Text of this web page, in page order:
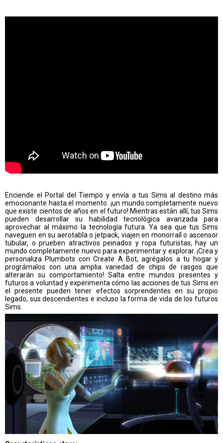
Enciende el Portal del Tiempo y envía a tus Sims al destino más
emocionante hasta el momento: ¡un mundo completamente nuevo
que existe cientos de años en el futuro! Mientras están allí, tus Sims
pueden desarrollar su habilidad tecnológica avanzada para
aprovechar al máximo la tecnología futura. Ya sea que tus Sims
naveguen en su aerotabla o jetpack, viajen en monorraíl o ascensor
tubular, o prueben atractivos peinados y ropa futuristas, hay un
mundo completamente nuevo para experimentar y explorar. ¡Crea y
personaliza Plumbots con Create A Bot, agrégalos a tu hogar y
prográmalos con una amplia variedad de chips de rasgos que
alterarán su comportamiento! Salta entre mundos presentes y
futuros a voluntad y experimenta cómo las acciones de tus Sims en
el presente pueden tener efectos sorprendentes en su propio
legado, sus descendientes e incluso la forma de vida de los futuros
Sims.